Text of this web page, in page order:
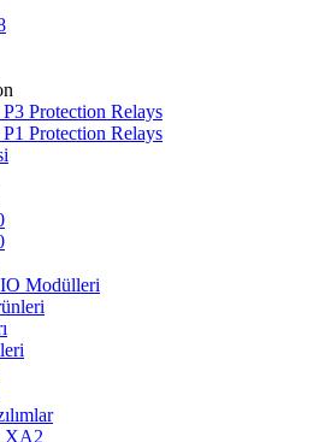
Protection Relays
Protection Relays​
Modülleri
XA2